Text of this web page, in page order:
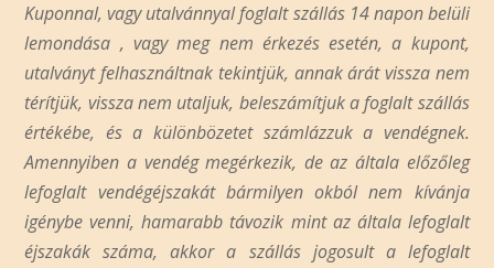
Kuponnal, vagy utalvánnyal foglalt szállás 14 napon belüli
lemondása , vagy meg nem érkezés esetén, a kupont,
utalványt felhasználtnak tekintjük, annak árát vissza nem
térítjük, vissza nem utaljuk, beleszámítjuk a foglalt szállás
értékébe, és a különbözetet számlázzuk a vendégnek.
Amennyiben a vendég megérkezik, de az általa előzőleg
lefoglalt vendégéjszakát bármilyen okból nem kívánja
igénybe venni, hamarabb távozik mint az általa lefoglalt
éjszakák száma, akkor a szállás jogosult a lefoglalt